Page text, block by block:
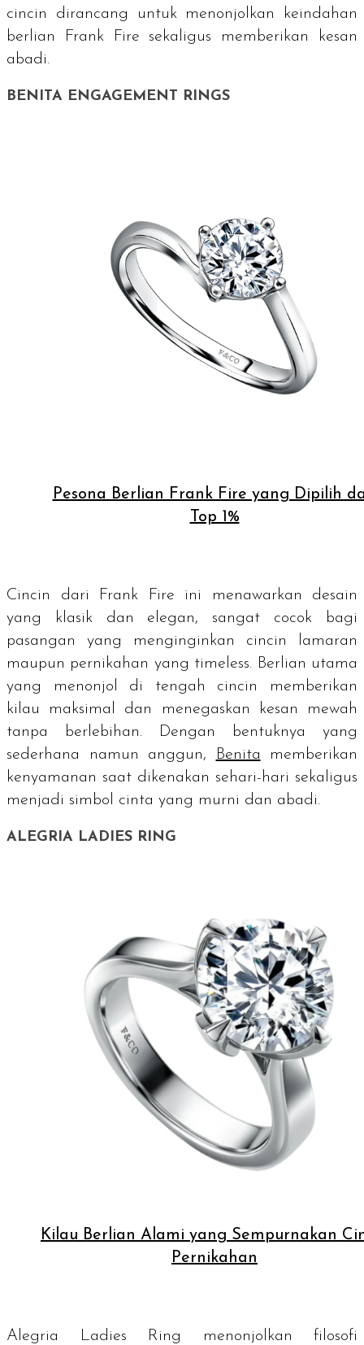
cincin dirancang untuk menonjolkan keindahan
berlian Frank Fire sekaligus memberikan kesan
abadi.
BENITA ENGAGEMENT RINGS
Pesona Berlian Frank Fire yang Dipilih
Top 1%
Cincin dari Frank Fire ini menawarkan desain
yang klasik dan elegan, sangat cocok bagi
pasangan yang menginginkan cincin lamaran
maupun pernikahan yang timeless. Berlian utama
yang menonjol di tengah cincin memberikan
kilau maksimal dan menegaskan kesan mewah
tanpa berlebihan. Dengan bentuknya yang
sederhana namun anggun,
Benita memberikan
kenyamanan saat dikenakan sehari-hari sekaligus
menjadi simbol cinta yang murni dan abadi.
ALEGRIA LADIES RING
Kilau Berlian Alami yang Sempurnakan
Pernikahan
Alegria Ladies Ring menonjolkan filosofi